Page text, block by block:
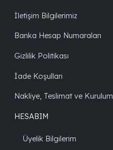
İletişim Bilgilerimiz
Banka Hesap Numaraları
Gizlilik Politikası
İade Koşulları
Nakliye, Teslimat ve Kurulum
HESABIM
Üyelik Bilgilerim